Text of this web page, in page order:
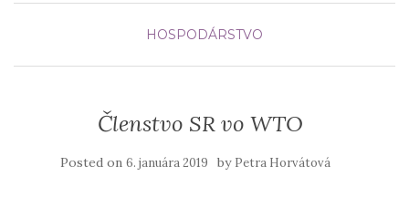
HOSPODÁRSTVO
Členstvo SR vo WTO
Posted on 6. januára 2019 by Petra Horvátová